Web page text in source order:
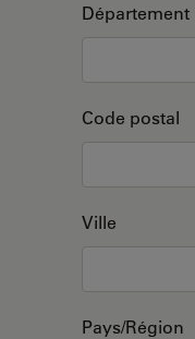
Département
Code postal
Ville
Pays/Région